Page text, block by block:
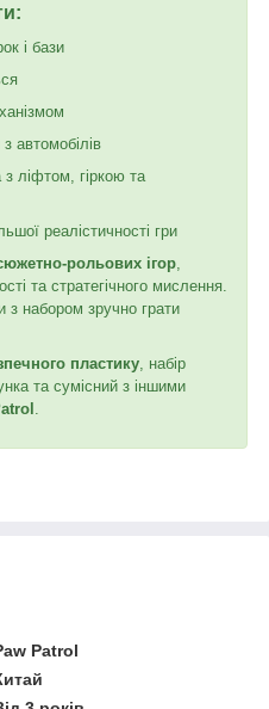
і бази
автомобілів
ліфтом, гіркою та
реалістичності гри
рольових ігор
та стратегічного мислення.
з набором зручно грати
пластику , набір
та сумісний з іншими
Patrol